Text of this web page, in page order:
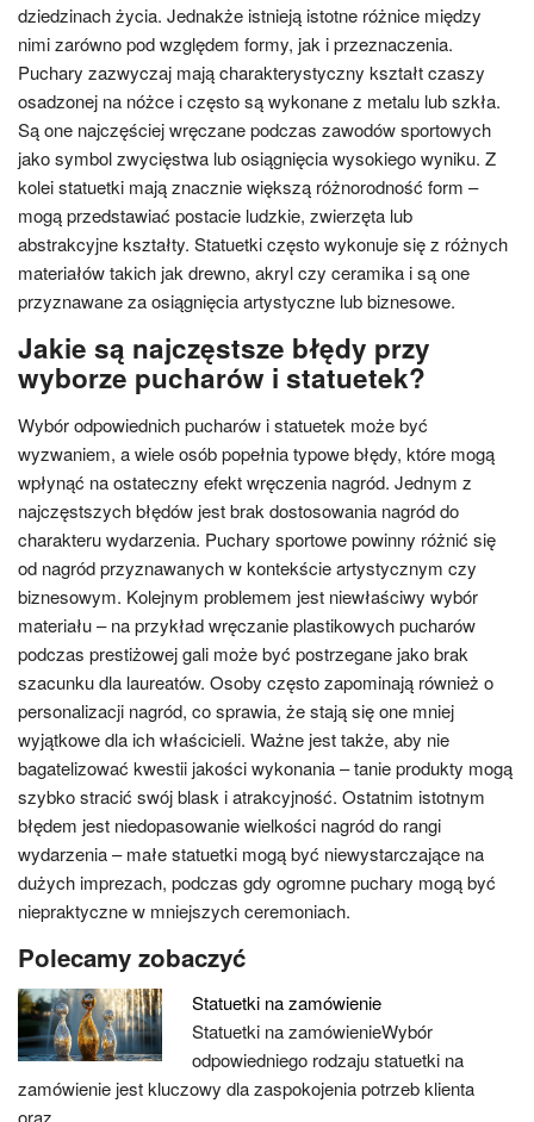
dziedzinach życia. Jednakże istnieją istotne różnice między
nimi zarówno pod względem formy, jak i przeznaczenia.
Puchary zazwyczaj mają charakterystyczny kształt czaszy
osadzonej na nóżce i często są wykonane z metalu lub szkła.
Są one najczęściej wręczane podczas zawodów sportowych
jako symbol zwycięstwa lub osiągnięcia wysokiego wyniku. Z
kolei statuetki mają znacznie większą różnorodność form –
mogą przedstawiać postacie ludzkie, zwierzęta lub
abstrakcyjne kształty. Statuetki często wykonuje się z różnych
materiałów takich jak drewno, akryl czy ceramika i są one
przyznawane za osiągnięcia artystyczne lub biznesowe.
Jakie są najczęstsze błędy przy
wyborze pucharów i statuetek?
Wybór odpowiednich pucharów i statuetek może być
wyzwaniem, a wiele osób popełnia typowe błędy, które mogą
wpłynąć na ostateczny efekt wręczenia nagród. Jednym z
najczęstszych błędów jest brak dostosowania nagród do
charakteru wydarzenia. Puchary sportowe powinny różnić się
od nagród przyznawanych w kontekście artystycznym czy
biznesowym. Kolejnym problemem jest niewłaściwy wybór
materiału – na przykład wręczanie plastikowych pucharów
podczas prestiżowej gali może być postrzegane jako brak
szacunku dla laureatów. Osoby często zapominają również o
personalizacji nagród, co sprawia, że stają się one mniej
wyjątkowe dla ich właścicieli. Ważne jest także, aby nie
bagatelizować kwestii jakości wykonania – tanie produkty mogą
szybko stracić swój blask i atrakcyjność. Ostatnim istotnym
błędem jest niedopasowanie wielkości nagród do rangi
wydarzenia – małe statuetki mogą być niewystarczające na
dużych imprezach, podczas gdy ogromne puchary mogą być
niepraktyczne w mniejszych ceremoniach.
Polecamy zobaczyć
Statuetki na zamówienie
Statuetki na zamówienieWybór
odpowiedniego rodzaju statuetki na
zamówienie jest kluczowy dla zaspokojenia potrzeb klienta
oraz…